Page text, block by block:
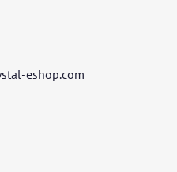
eshop.com